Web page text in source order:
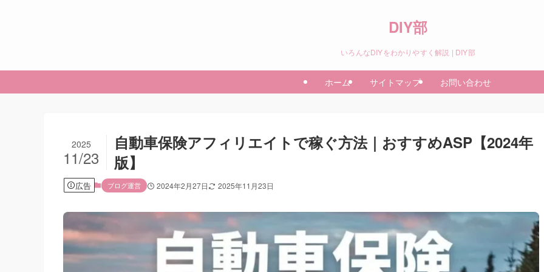
DIY部
いろんなDIYをわかりやすく解説 | DIY部
ホーム サイトマップ お問い合わせ
自動車保険アフィリエイトで稼ぐ方法｜おすすめASP【2024年
版】
2025
11/23
広告 ブログ運営 2024年2月27日 2025年11月23日